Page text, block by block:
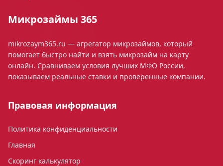
Микрозаймы 365
mikrozaym365.ru — агрегатор микрозаймов, который
помогает быстро найти и взять микрозайм на карту
онлайн. Сравниваем условия лучших МФО России,
показываем реальные ставки и проверенные компании.
Правовая информация
Политика конфиденциальности
Главная
Скоринг калькулятор